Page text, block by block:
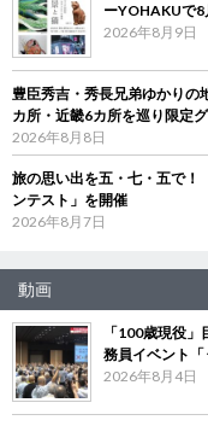
ーYOHAKUで
2026年8月9日
豊臣秀吉・秀長兄弟ゆかり
カ所・近畿6カ所を巡り限定
2026年8月8日
旅の思い出を五・七・五で
ンテスト」を開催
2026年8月7日
動画
「100歳現役
務員イベント「
2026年8月4日